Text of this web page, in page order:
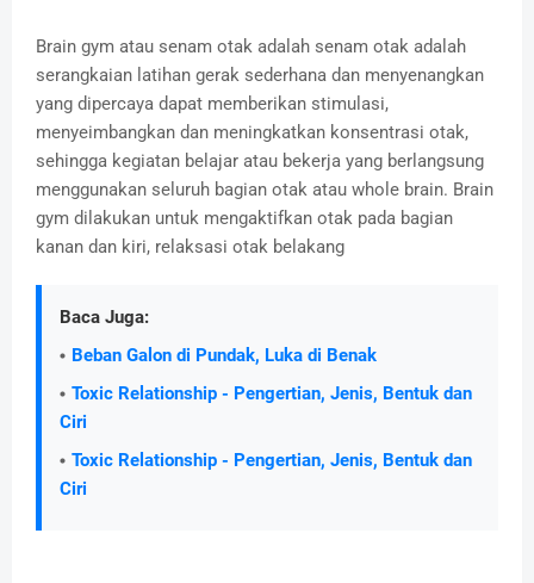
Brain gym atau senam otak adalah senam otak adalah
serangkaian latihan gerak sederhana dan menyenangkan
yang dipercaya dapat memberikan stimulasi,
menyeimbangkan dan meningkatkan konsentrasi otak,
sehingga kegiatan belajar atau bekerja yang berlangsung
menggunakan seluruh bagian otak atau whole brain. Brain
gym dilakukan untuk mengaktifkan otak pada bagian
kanan dan kiri, relaksasi otak belakang
Baca Juga:
Beban Galon di Pundak, Luka di Benak
Toxic Relationship - Pengertian, Jenis, Bentuk dan
Ciri
Toxic Relationship - Pengertian, Jenis, Bentuk dan
Ciri